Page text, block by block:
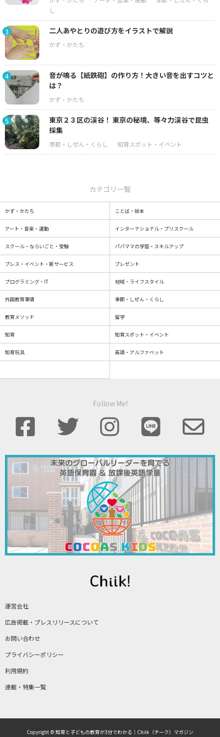
3 二人あやとりの遊び方をイラストで解説
4
音が鳴る【紙鉄砲】の作り方！大きい音を出すコツと
は？
5
東京２３区の渓谷！ 東京の秘境、等々力渓谷で昆虫
採集
運営会社
広告掲載・プレスリリースについて
お問い合わせ
プライバシーポリシー
利用規約
連載・特集一覧
カテゴリ一覧
かず・かたち ことば・絵本
アート・音楽・運動 インターナショナル・プリスクール
スクール・ならいごと・受験 パパママの学習・スキルアップ
プレス・イベント・新サービス プレゼント
プログラミング・IT 地域・ライフスタイル
外国教育事情 季節・しぜん・くらし
教育メソッド 留学
知育 知育スポット・イベント
知育玩具 英語・アルファベット
Follow Me!
Copyright © 知育と子どもの教育が3分でわかる｜Chiik（チーク）マガジン